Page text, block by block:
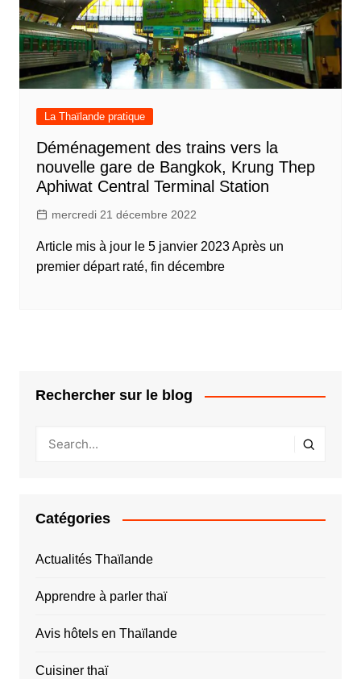
La Thaïlande pratique
Déménagement des trains vers la
nouvelle gare de Bangkok, Krung Thep
Aphiwat Central Terminal Station
mercredi 21 décembre 2022
Article mis à jour le 5 janvier 2023 Après un
premier départ raté, fin décembre
Rechercher sur le blog
Catégories
Actualités Thaïlande
Apprendre à parler thaï
Avis hôtels en Thaïlande
Cuisiner thaï